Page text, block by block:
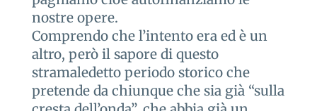
nostre opere.
Comprendo che l’intento era ed è un
altro, però il sapore di questo
stramaledetto periodo storico che
pretende da chiunque che sia già “sulla